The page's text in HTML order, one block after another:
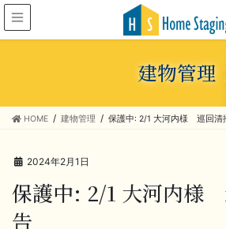
建物管理
HOME 建物管理 保護中: 2/1 大河内様 巡回清
2024年2月1日
保護中: 2/1 大河内様
告